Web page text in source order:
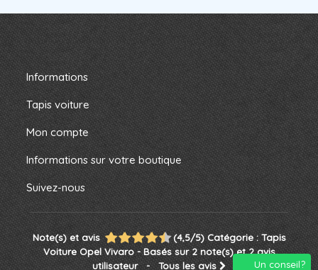
Informations
Tapis voiture
Mon compte
Informations sur votre boutique
Suivez-nous
Note(s) et avis (4,5/5) Catégorie : Tapis
Voiture Opel Vivaro- Basés sur 2note(s) et2avis
utilisateur- Tous les avis Un conseil?